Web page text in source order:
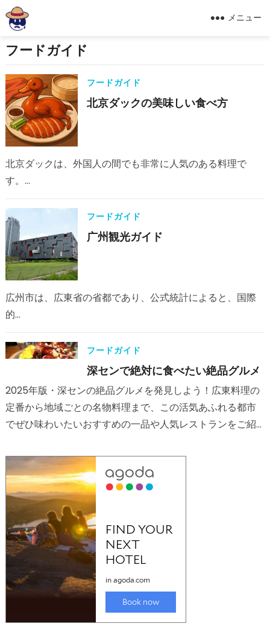
メニュー
フードガイド
フードガイド
北京ダックの美味しい食べ方
北京ダックは、外国人の間でも非常に人気のある料理で
す。…
フードガイド
广州観光ガイド
広州市は、広東省の省都であり、公式統計によると、国際
的…
フードガイド
深センで絶対に食べたい絶品グルメ
2025年版・深センの絶品グルメを発見しよう！広東料理の
定番から地域ごとの名物料理まで、この活気あふれる都市
でぜひ味わいたいおすすめの一品や人気レストランをご紹